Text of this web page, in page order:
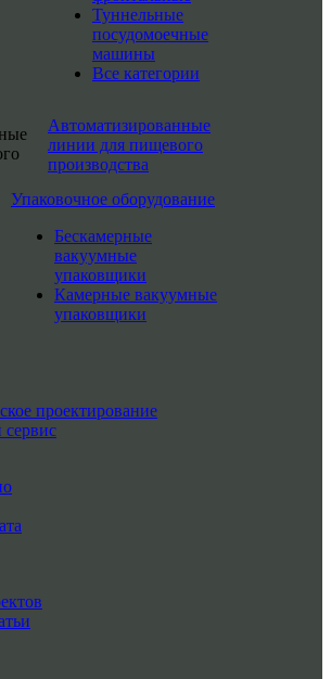
Туннельные
посудомоечные
машины
Все категории
Автоматизированные
линии для пищевого
производства
Упаковочное оборудование
Бескамерные
вакуумные
упаковщики
Камерные вакуумные
упаковщики
проектирование
сервис